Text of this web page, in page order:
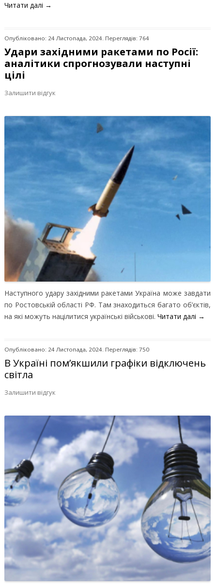
Читати далі →
Опубліковано: 24 Листопада, 2024. Переглядів: 764
Удари західними ракетами по Росії:
аналітики спрогнозували наступні
цілі
Залишити відгук
Наступного удару західними ракетами Україна може завдати
по Ростовській області РФ. Там знаходиться багато об’єктів,
на які можуть націлитися українські військові. Читати далі →
Опубліковано: 24 Листопада, 2024. Переглядів: 750
В Україні пом’якшили графіки відключень
світла
Залишити відгук